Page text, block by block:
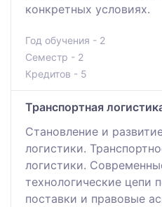
конкретных условиях.
Год обучения - 2
Семестр - 2
Кредитов - 5
Транспортная
Становление и
логистики.
логистики.
технологические цепи
поставки и правовые